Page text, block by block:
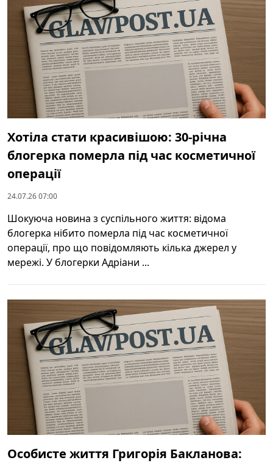
Хотіла стати красивішою: 30-річна
блогерка померла під час косметичної
операції
24.07.26 07:00
Шокуюча новина з суспільного життя: відома
блогерка нібито померла під час косметичної
операції, про що повідомляють кілька джерел у
мережі. У блогерки Адріани ...
Особисте життя Григорія Бакланова: